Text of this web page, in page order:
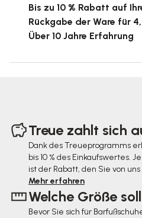
Bis zu 10 % Rabatt auf
Rückgabe der Ware für
Über 10 Jahre Erfahrung
Treue zahlt sich
Dank des Treueprogramms
bis 10 % des Einkaufswertes.
ist der Rabatt, den Sie von
Mehr erfahren
Welche Größe
Bevor Sie sich für